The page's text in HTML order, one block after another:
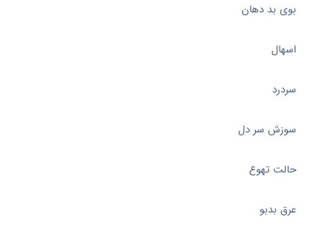
بوی بد دهان
اسهال
سردرد
سوزش سر دل
حالت تهوع
عرق بدبو